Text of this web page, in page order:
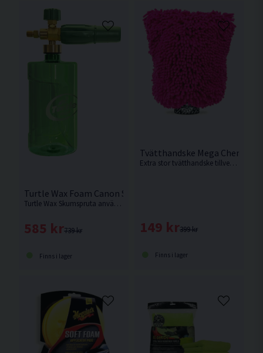
Turtle Wax Foam Canon Skumspruta 1L
Turtle Wax Skumspruta används tillsammans med en högtryckstvätt och ett skumschampo.
739 kr
585 kr
Finns i lager
Tvätthandske Mega Chemical
Extra stor tvätthandske tillverkad av mikrofiber från Amerikanska Chemical Guys.
399 kr
149 kr
Finns i lager